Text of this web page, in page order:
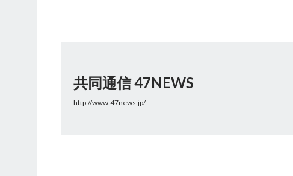
共同通信 47NEWS
http://www.47news.jp/